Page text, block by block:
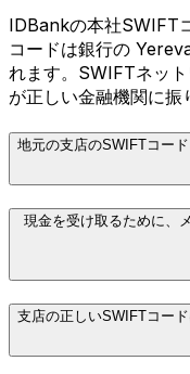
IDBankの本社SWIFT
コードは銀行の
れます。SWIFTネッ
が正しい金融機関に振
地元の支店のSWIFTコー
現金を受け取るために、
支店の正しいSWIFTコー